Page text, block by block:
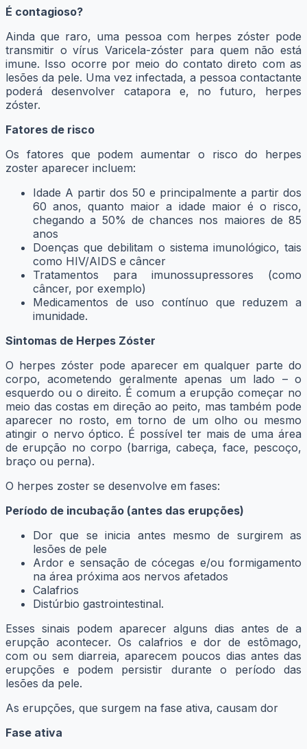
É contagioso?
Ainda que raro, uma pessoa com herpes zóster pode
transmitir o vírus Varicela-zóster para quem não está
imune. Isso ocorre por meio do contato direto com as
lesões da pele. Uma vez infectada, a pessoa contactante
poderá desenvolver catapora e, no futuro, herpes
zóster.
Fatores de risco
Os fatores que podem aumentar o risco do herpes
zoster aparecer incluem:
Idade A partir dos 50 e principalmente a partir dos
60 anos, quanto maior a idade maior é o risco,
chegando a 50% de chances nos maiores de 85
anos
Doenças que debilitam o sistema imunológico, tais
como HIV/AIDS e câncer
Tratamentos para imunossupressores (como
câncer, por exemplo)
Medicamentos de uso contínuo que reduzem a
imunidade.
Sintomas de Herpes Zóster
O herpes zóster pode aparecer em qualquer parte do
corpo, acometendo geralmente apenas um lado – o
esquerdo ou o direito. É comum a erupção começar no
meio das costas em direção ao peito, mas também pode
aparecer no rosto, em torno de um olho ou mesmo
atingir o nervo óptico. É possível ter mais de uma área
de erupção no corpo (barriga, cabeça, face, pescoço,
braço ou perna).
O herpes zoster se desenvolve em fases:
Período de incubação (antes das erupções)
Dor que se inicia antes mesmo de surgirem as
lesões de pele
Ardor e sensação de cócegas e/ou formigamento
na área próxima aos nervos afetados
Calafrios
Distúrbio gastrointestinal.
Esses sinais podem aparecer alguns dias antes de a
erupção acontecer. Os calafrios e dor de estômago,
com ou sem diarreia, aparecem poucos dias antes das
erupções e podem persistir durante o período das
lesões da pele.
As erupções, que surgem na fase ativa, causam dor
Fase ativa